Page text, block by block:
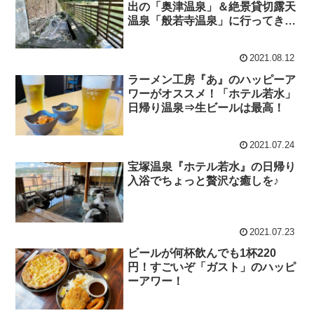
出の「奥津温泉」＆絶景貸切露天
温泉「般若寺温泉」に行ってきま
2021.08.12
ラーメン工房『あ』のハッピーア
ワーがオススメ！「ホテル若水」
日帰り温泉⇒生ビールは最高！
2021.07.24
宝塚温泉『ホテル若水』の日帰り
入浴でちょっと贅沢な癒しを♪
2021.07.23
ビールが何杯飲んでも1杯220
円！すごいぞ「ガスト」のハッピ
ーアワー！